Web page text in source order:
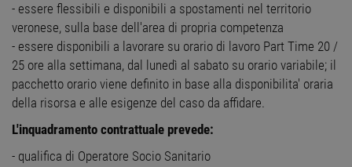
- essere flessibili e disponibili a spostamenti nel territorio
veronese, sulla base dell'area di propria competenza
- essere disponibili a lavorare su orario di lavoro Part Time 20 /
25 ore alla settimana, dal lunedì al sabato su orario variabile; il
pacchetto orario viene definito in base alla disponibilita' oraria
della risorsa e alle esigenze del caso da affidare.
L'inquadramento contrattuale prevede:
- qualifica di Operatore Socio Sanitario